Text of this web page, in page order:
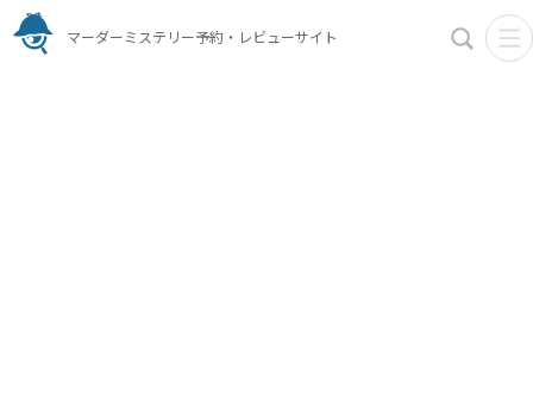
マーダーミステリー予約・レビューサイト